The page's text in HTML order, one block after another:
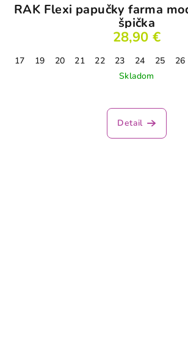
RAK Flexi papučky farma
špička
28,90 €
17 19 20 21 22 23 24 25
26
Skladom
Detail